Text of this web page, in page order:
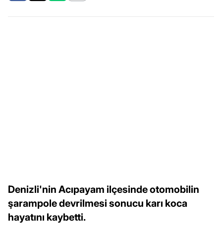
Denizli'nin Acıpayam ilçesinde otomobilin
şarampole devrilmesi sonucu karı koca
hayatını kaybetti.